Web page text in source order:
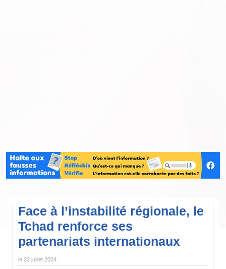
Face à l’instabilité régionale, le
Tchad renforce ses
partenariats internationaux
le 22 juillet 2024